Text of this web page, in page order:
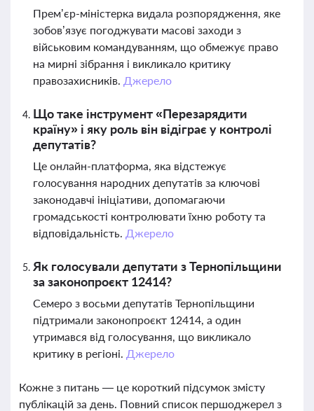
Прем’єр-міністерка видала розпорядження, яке
зобов’язує погоджувати масові заходи з
військовим командуванням, що обмежує право
на мирні зібрання і викликало критику
правозахисників. Джерело
Що таке інструмент «Перезарядити
країну» і яку роль він відіграє у контролі
депутатів?
Це онлайн-платформа, яка відстежує
голосування народних депутатів за ключові
законодавчі ініціативи, допомагаючи
громадськості контролювати їхню роботу та
відповідальність. Джерело
Як голосували депутати з Тернопільщини
за законопроєкт 12414?
Семеро з восьми депутатів Тернопільщини
підтримали законопроєкт 12414, а один
утримався від голосування, що викликало
критику в регіоні. Джерело
Кожне з питань — це короткий підсумок змісту
публікацій за день. Повний список першоджерел з